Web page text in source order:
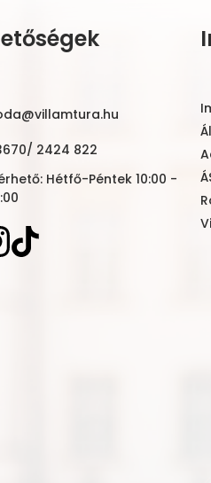
2424 822
Hétfő-Péntek 10:00 -